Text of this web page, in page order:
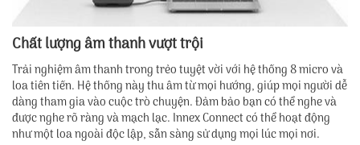
Chất lượng âm thanh vượt trội
Trải nghiệm âm thanh trong trẻo tuyệt vời với hệ thống 8 micro và
loa tiên tiến. Hệ thống này thu âm từ mọi hướng, giúp mọi người dễ
dàng tham gia vào cuộc trò chuyện. Đảm bảo bạn có thể nghe và
được nghe rõ ràng và mạch lạc. Innex Connect có thể hoạt động
như một loa ngoài độc lập, sẵn sàng sử dụng mọi lúc mọi nơi.